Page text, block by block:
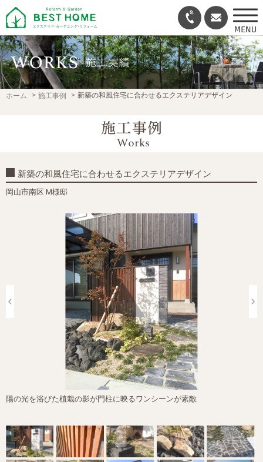
ホーム 施工事例 新築の和風住宅に合わせるエクステリアデザイン
新築の和風住宅に合わせるエクステリアデザイン
岡山市南区 M様邸
陽の光を浴びた植栽の影が門柱に映るワンシーンが素敵